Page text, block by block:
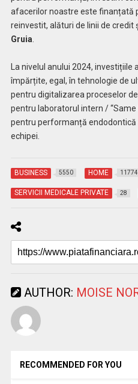
afacerilor noastre este finanțată
reinvestit, alături de linii de credit
Gruia
La nivelul anului 2024, investițiile
împărțite, egal, în tehnologie de
pentru digitalizarea proceselor
pentru laboratorul intern / “Same
pentru performanță
echipei.
BUSINESS 5550 HOME 11774
SERVICII MEDICALE PRIVATE 28
AUTHOR: MOISE
RECOMMENDED FOR YOU